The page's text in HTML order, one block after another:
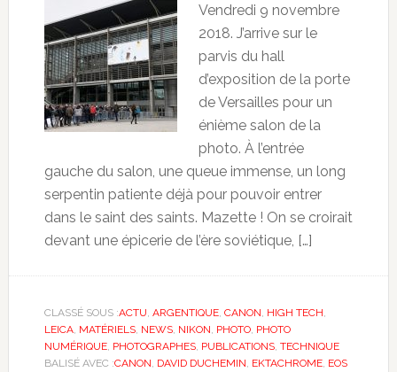
Vendredi 9 novembre
2018. J’arrive sur le
parvis du hall
d’exposition de la porte
de Versailles pour un
énième salon de la
photo. À l’entrée
gauche du salon, une queue immense, un long
serpentin patiente déjà pour pouvoir entrer
dans le saint des saints. Mazette ! On se croirait
devant une épicerie de l’ère soviétique, […]
CLASSÉ SOUS :ACTU ARGENTIQUE, CANON HIGH TECH
LEICA, MATÉRIELS, NEWS, NIKON PHOTO, PHOTO
NUMÉRIQUE, PHOTOGRAPHES, PUBLICATIONS, TECHNIQUE
BALISÉ AVEC :CANON DAVID DUCHEMIN EKTACHROME, EOS